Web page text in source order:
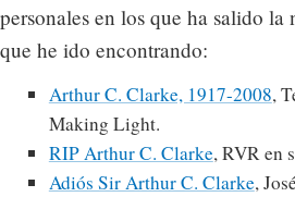
personales en los que ha salido la
que he ido encontrando:
Arthur C. Clarke, 1917-2008,
Making Light.
RIP Arthur C. Clarke, RVR en
Adiós Sir Arthur C. Clarke,